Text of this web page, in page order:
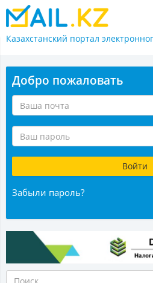
Казахстанский портал
Добро пожаловать
Забыли пароль?